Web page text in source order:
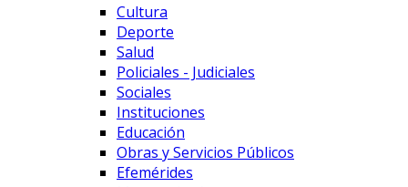
Cultura
Deporte
Salud
Policiales - Judiciales
Sociales
Instituciones
Educación
Obras y Servicios Públicos
Efemérides